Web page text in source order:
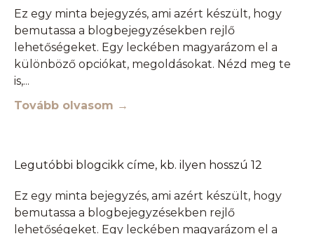
Ez egy minta bejegyzés, ami azért készült, hogy
bemutassa a blogbejegyzésekben rejlő
lehetőségeket. Egy leckében magyarázom el a
különböző opciókat, megoldásokat. Nézd meg te
is,
Tovább olvasom →
Legutóbbi blogcikk címe, kb. ilyen hosszú 12
Ez egy minta bejegyzés, ami azért készült, hogy
bemutassa a blogbejegyzésekben rejlő
lehetőségeket. Egy leckében magyarázom el a